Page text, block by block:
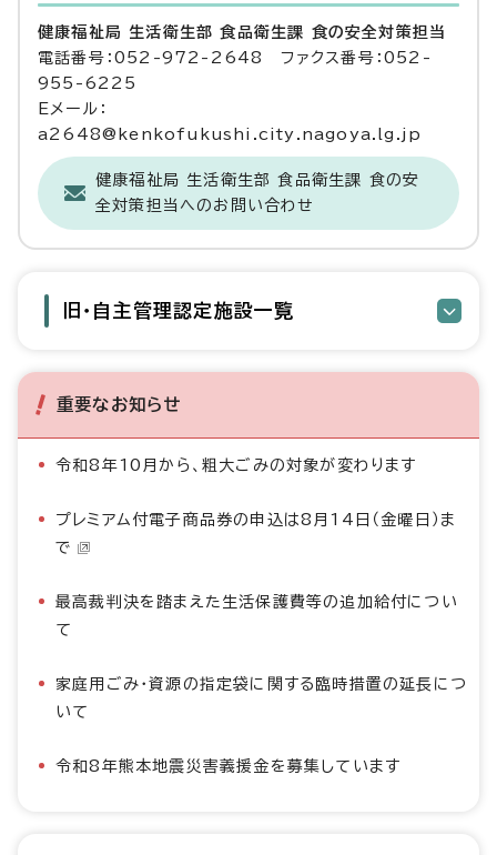
健康福祉局 生活衛生部 食品衛生課 食の安全対策担当
電話番号：052-972-2648 ファクス番号：052-
955-6225
Eメール：
a2648@kenkofukushi.city.nagoya.lg.jp
健康福祉局 生活衛生部 食品衛生課 食の安
全対策担当へのお問い合わせ
旧・自主管理認定施設一覧
重要なお知らせ
令和8年10月から、粗大ごみの対象が変わります
プレミアム付電子商品券の申込は8月14日（金曜日）ま
で
最高裁判決を踏まえた生活保護費等の追加給付につい
て
家庭用ごみ・資源の指定袋に関する臨時措置の延長につ
いて
令和8年熊本地震災害義援金を募集しています